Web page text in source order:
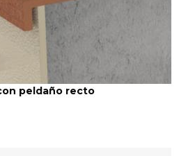
peldaño recto